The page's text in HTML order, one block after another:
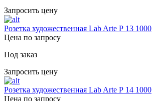
Запросить цену
Розетка художественная Lab Arte Р 13 1000
Цена по запросу
Под заказ
Запросить цену
Розетка художественная Lab Arte Р 14 1000
Цена по запросу